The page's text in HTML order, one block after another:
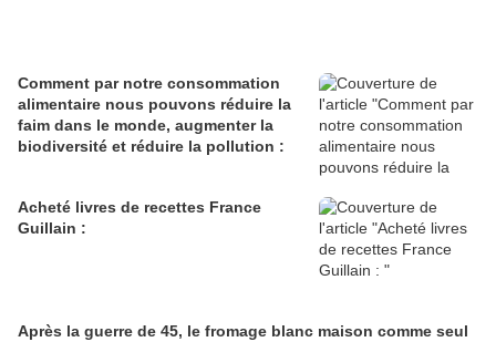
Comment par notre consommation
alimentaire nous pouvons réduire la
faim dans le monde, augmenter la
biodiversité et réduire la pollution :
Acheté livres de recettes France
Guillain :
Après la guerre de 45, le fromage blanc maison comme seul